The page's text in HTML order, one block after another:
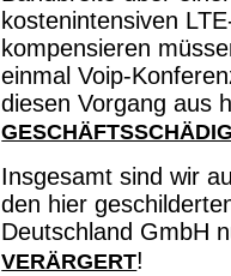
kostenintensiven
kompensieren
einmal Voip-
diesen Vorgang aus
Insgesamt sind wir
den hier
Deutschland GmbH
VERÄRGERT!